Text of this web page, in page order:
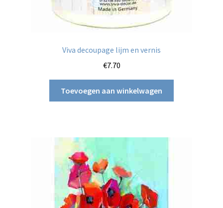
Viva decoupage lijm en vernis
€7.70
Toevoegen aan winkelwagen